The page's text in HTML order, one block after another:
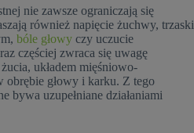
nie zawsze ograniczają się
również napięcie żuchwy, trzaski
bóle głowy czy uczucie
częściej zwraca się uwagę
układem mięśniowo-
obrębie głowy i karku. Z tego
bywa uzupełniane działaniami